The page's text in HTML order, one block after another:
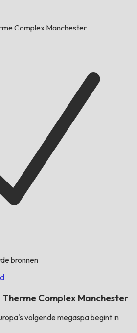
Complex Manchester
bronnen
Complex Manchester
volgende megaspa begint in